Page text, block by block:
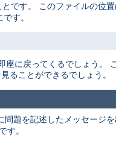
です。 このファイルの位
す。
に戻ってくるでしょう。
ることができるでしょう。
問題を記述したメッセージ
す。